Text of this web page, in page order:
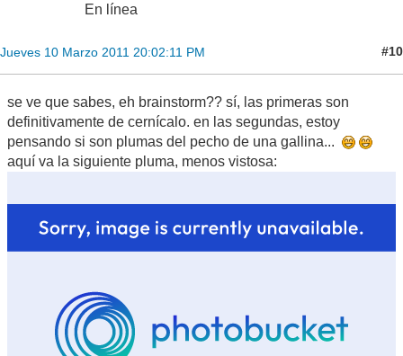
En línea
Jueves 10 Marzo 2011 20:02:11 PM #10
se ve que sabes, eh brainstorm?? sí, las primeras son
definitivamente de cernícalo. en las segundas, estoy
pensando si son plumas del pecho de una gallina...
aquí va la siguiente pluma, menos vistosa: